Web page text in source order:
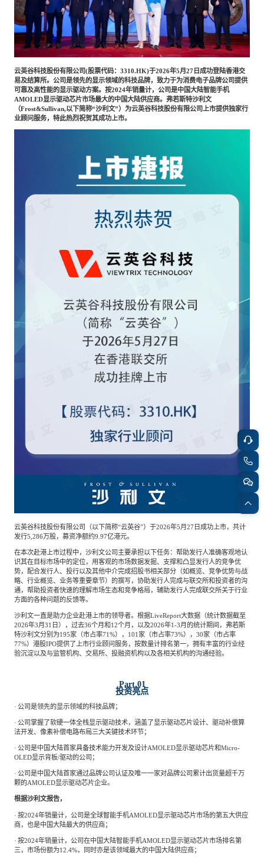
美容时尚 大数据与人工智能
物流与供应链 建筑科技与装饰装潢
特种新材料 文化娱乐
基础设施建设 环保节能科技
农林牧渔
商业航空
战略合作伙伴
专家委员会
沙利文中国分支机构
云英谷科技股份有限公司(股票代码：3310.HK)于2026年5月27日成功登陆香港交
易及结算所。公司是领先的显示领域的科技品牌，致力于为消费电子品牌公司提供
可靠及高性能的显示驱动方案。按2024年销量计，公司是中国大陆智能手机
AMOLED显示驱动芯片市场最大的中国大陆供应商。弗若斯特沙利文
（Frost&Sullivan,以下简称“沙利文”）为云英谷科技股份有限公司上市提供独家行
业顾问服务，特此热烈祝贺其成功上市。
云英谷科技股份有限公司（以下简称“云英谷”）于2026年5月27日成功上市，共计
发行5,286万股，募资净额约9.97亿港元。
在本次赴港上市过程中，沙利文公司主要承担以下任务：帮助发行人准确客观地认
识其在目标市场中的定位，用客观的市场数据发掘、支撑和凸显发行人的竞争优
势，配合发行人、投行以及其他中介完成招股书相关部分（如概览、竞争优势与战
略、行业概览、业务等重要章节）的撰写，协助发行人完成与联交所和投资者的沟
通，帮助投资者快速的理解市场生态和竞争格局，辅助发行人完成联交所关于行业
方面的各种问题的反馈等。
沙利文一直是助力企业赴港上市的领导者。根据LiveReport大数据（统计数据截至
2026年3月31日），过去36个月和12个月，以及2026年1-3月的统计期间，弗若斯
特沙利文分别为195家（市占率71%），101家（市占率73%），30家（市占率
77%）港股IPO提供了上市行业顾问服务，按数量计排名第一，拥有丰富的行业经
验沉淀以及与监管机构、交易所、投融资机构以及各相关机构的沟通经验。
Part.01
投资亮点
· 公司是领先的显示领域的科技品牌；
· 公司掌握了软硬一体全栈显示驱动技术，涵盖了显示驱动芯片设计、驱动补偿算
法开发、像素补偿电路布局三大关键技术环节；
· 公司是中国大陆首家具备技术能力开发及设计AMOLED显示驱动芯片和Micro-
OLED显示背板/驱动的公司；
· 公司是中国大陆首家通过品牌公司认证及唯一一家对品牌公司累计出货量超千万
颗的AMOLED显示驱动芯片企业。
根据沙利文报告，
· 按2024年销量计，公司是全球智能手机AMOLED显示驱动芯片市场的第五大供应
商，也是中国大陆最大的供应商；
· 按2024年销量计，公司在中国大陆智能手机AMOLED显示驱动芯片市场排名第
三，市场份额为12.4%，同时亦是该领域最大的中国大陆供应商；